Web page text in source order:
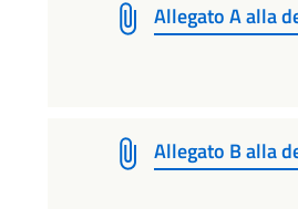
Allegato A alla
Allegato B alla